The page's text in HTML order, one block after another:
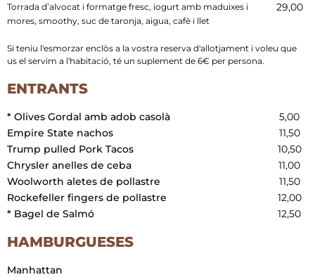
Torrada d’alvocat i formatge fresc, iogurt amb maduixes i
mores, smoothy, suc de taronja, aigua, cafè i llet
29,00
Si teniu l'esmorzar enclòs a la vostra reserva d'allotjament i voleu que
us el servim a l'habitació, té un suplement de 6€ per persona.
ENTRANTS
* Olives Gordal amb adob casolà
5,00
Empire State nachos
11,50
Trump pulled Pork Tacos
10,50
Chrysler anelles de ceba
11,00
Woolworth aletes de pollastre
11,50
Rockefeller fingers de pollastre
12,00
* Bagel de Salmó
12,50
HAMBURGUESES
Manhattan